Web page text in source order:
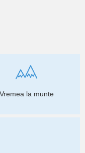
Vremea la munte